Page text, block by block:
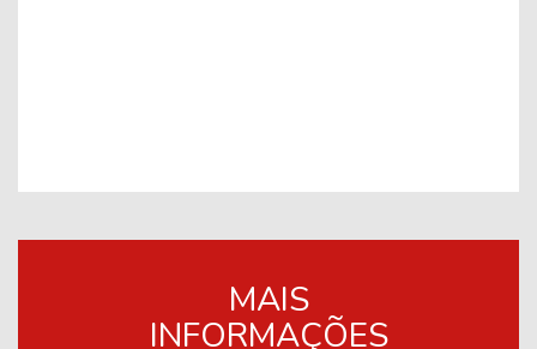
MAIS
INFORMAÇÕES